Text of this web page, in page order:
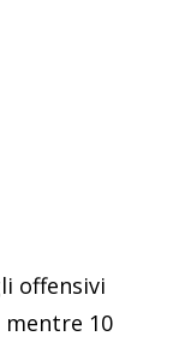
offensivi
10